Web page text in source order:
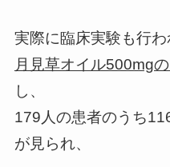
実際に臨床実験も行
月見草オイル500mg
し、
179人の患者のうち
が見られ、